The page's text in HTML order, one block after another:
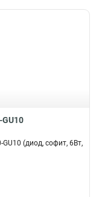
(диод, софит, 6Вт,